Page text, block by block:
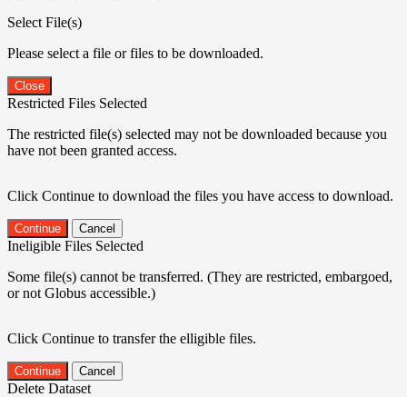
Select File(s)
Please select a file or files to be downloaded.
Close
Restricted Files Selected
The restricted file(s) selected may not be downloaded because you
have not been granted access.
Click Continue to download the files you have access to download.
Continue Cancel
Ineligible Files Selected
Some file(s) cannot be transferred. (They are restricted, embargoed,
or not Globus accessible.)
Click Continue to transfer the elligible files.
Continue Cancel
Delete Dataset